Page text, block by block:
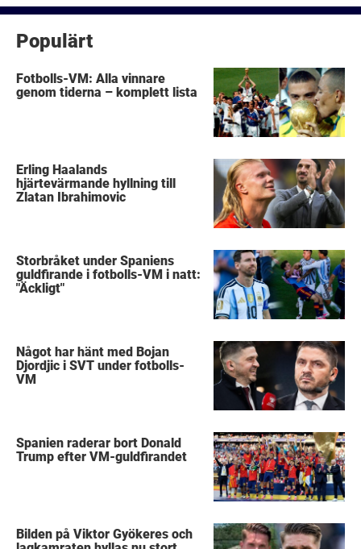
Populärt
Fotbolls-VM: Alla vinnare
genom tiderna – komplett lista
Erling Haalands
hjärtevärmande hyllning till
Zlatan Ibrahimovic
Storbråket under Spaniens
guldfirande i fotbolls-VM i natt:
"Äckligt"
Något har hänt med Bojan
Djordjic i SVT under fotbolls-
VM
Spanien raderar bort Donald
Trump efter VM-guldfirandet
Bilden på Viktor Gyökeres och